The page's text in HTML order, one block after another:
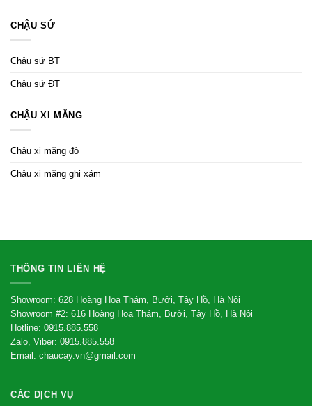
CHẬU SỨ
Chậu sứ BT
Chậu sứ ĐT
CHẬU XI MĂNG
Chậu xi măng đỏ
Chậu xi măng ghi xám
THÔNG TIN LIÊN HỆ
Showroom: 628 Hoàng Hoa Thám, Bưởi, Tây Hồ, Hà Nội
Showroom #2: 616 Hoàng Hoa Thám, Bưởi, Tây Hồ, Hà Nội
Hotline: 0915.885.558
Zalo, Viber: 0915.885.558
Email: chaucay.vn@gmail.com
CÁC DỊCH VỤ